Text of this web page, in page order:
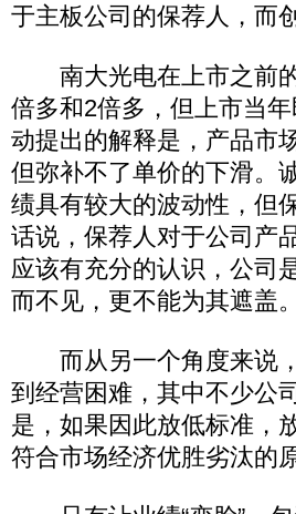
于主板公司的保荐人，而
南大光电在上市之前的
倍多和2倍多，但上市当
动提出的解释是，产品市
但弥补不了单价的下滑。
绩具有较大的波动性，但
话说，保荐人对于公司产
应该有充分的认识，公司
而不见，更不能为其遮盖。
而从另一个角度来说，
到经营困难，其中不少公
是，如果因此放低标准，
符合市场经济优胜劣汰的